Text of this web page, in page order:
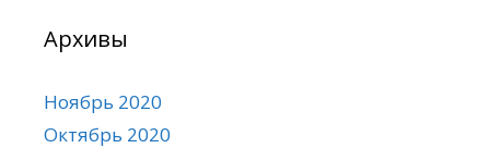
Архивы
Ноябрь 2020
Октябрь 2020